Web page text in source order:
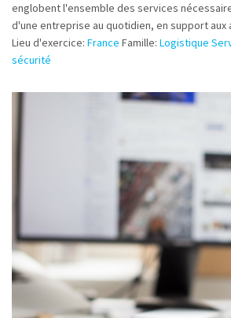
englobent l'ensemble des services
d'une entreprise au quotidien, en support
Lieu d'exercice: France Famille: Logistique
sécurité